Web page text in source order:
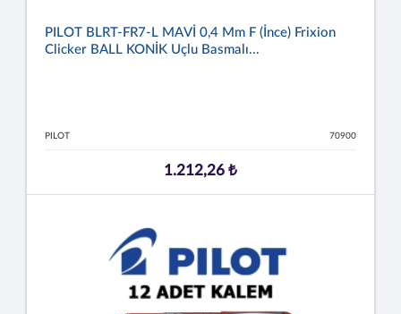
PILOT BLRT-FR7-L MAVİ 0,4 Mm F (İnce) Frixion
Clicker BALL KONİK Uçlu Basmalı...
PILOT 70900
1.212,26 ₺